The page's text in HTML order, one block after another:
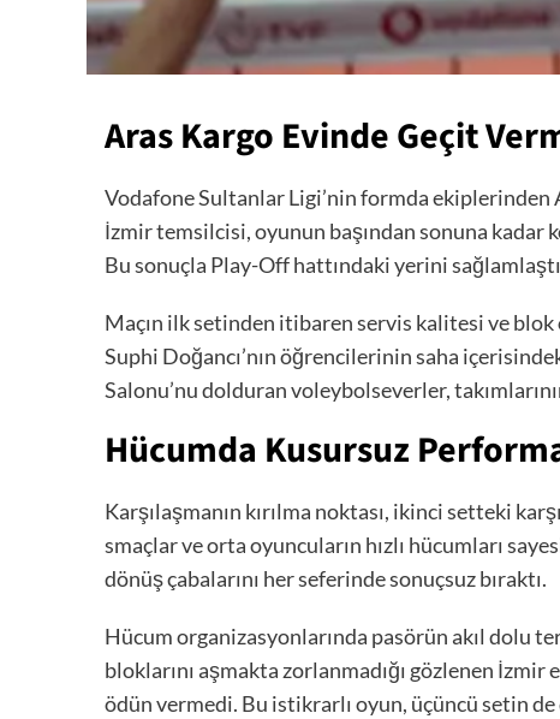
Aras Kargo Evinde Geçit
Vodafone Sultanlar Ligi’nin formda
İzmir temsilcisi, oyunun başından sonuna kadar
Bu sonuçla Play-Off hattındaki yerini
Maçın ilk setinden itibaren servis kalitesi ve
Suphi Doğancı’nın öğrencilerinin saha
Salonu’nu dolduran voleybolseverler,
Hücumda Kusursuz
Karşılaşmanın kırılma noktası, ikinci setteki
smaçlar ve orta oyuncuların hızlı hücumları
dönüş çabalarını her seferinde sonuçsuz bıraktı.
Hücum organizasyonlarında pasörün akıl dolu
bloklarını aşmakta zorlanmadığı gözlenen
ödün vermedi. Bu istikrarlı oyun, üçüncü setin